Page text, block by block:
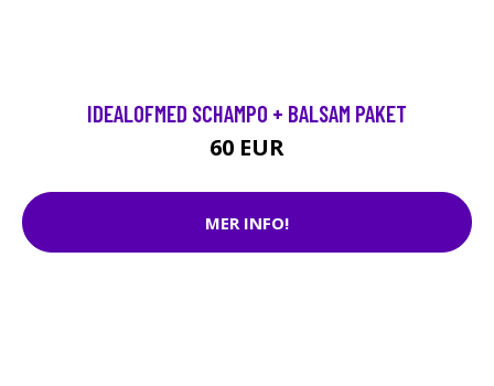
IDEALOFMED SCHAMPO + BALSAM PAKET
60 EUR
MER INFO!